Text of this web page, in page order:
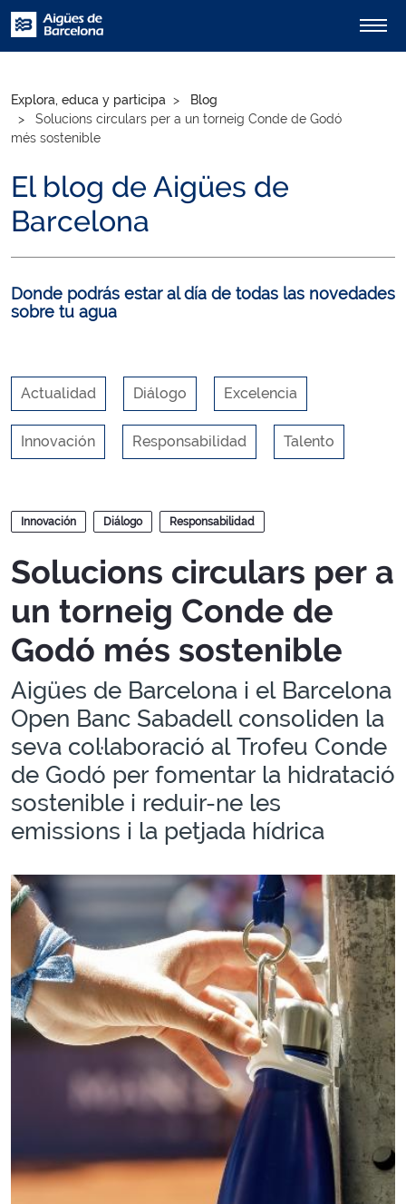
Explora, educa y participa
Blog
Solucions circulars per a un torneig Conde de Godó
més sostenible
El blog de Aigües de
Barcelona
Donde podrás estar al día de todas las novedades
sobre tu agua
Actualidad Diálogo Excelencia
Innovación Responsabilidad Talento
Blogs
Innovación Diálogo Responsabilidad
Solucions circulars per a
un torneig Conde de
Godó més sostenible
Aigües de Barcelona i el Barcelona
Open Banc Sabadell consoliden la
seva col·laboració al Trofeu Conde
de Godó per fomentar la hidratació
sostenible i reduir-ne les
emissions i la petjada hídrica